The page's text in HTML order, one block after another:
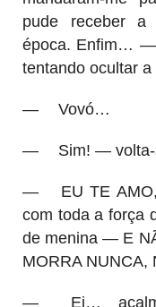
pude receber a
época. Enfim… —
tentando ocultar
— Vovó…
— Sim! —
—
EU TE
com toda a força
de menina — E
MORRA NUNCA,
—
Ei…